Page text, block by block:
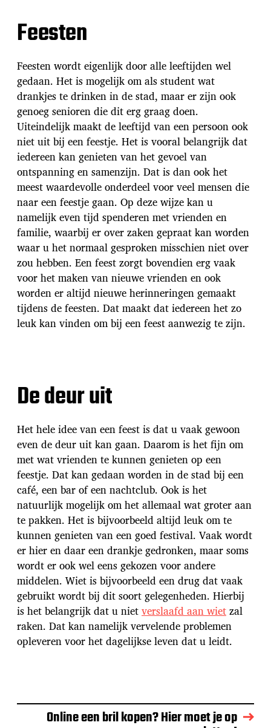
Feesten
Feesten wordt eigenlijk door alle leeftijden wel
gedaan. Het is mogelijk om als student wat
drankjes te drinken in de stad, maar er zijn ook
genoeg senioren die dit erg graag doen.
Uiteindelijk maakt de leeftijd van een persoon ook
niet uit bij een feestje. Het is vooral belangrijk dat
iedereen kan genieten van het gevoel van
ontspanning en samenzijn. Dat is dan ook het
meest waardevolle onderdeel voor veel mensen die
naar een feestje gaan. Op deze wijze kan u
namelijk even tijd spenderen met vrienden en
familie, waarbij er over zaken gepraat kan worden
waar u het normaal gesproken misschien niet over
zou hebben. Een feest zorgt bovendien erg vaak
voor het maken van nieuwe vrienden en ook
worden er altijd nieuwe herinneringen gemaakt
tijdens de feesten. Dat maakt dat iedereen het zo
leuk kan vinden om bij een feest aanwezig te zijn.
De deur uit
Het hele idee van een feest is dat u vaak gewoon
even de deur uit kan gaan. Daarom is het fijn om
met wat vrienden te kunnen genieten op een
feestje. Dat kan gedaan worden in de stad bij een
café, een bar of een nachtclub. Ook is het
natuurlijk mogelijk om het allemaal wat groter aan
te pakken. Het is bijvoorbeeld altijd leuk om te
kunnen genieten van een goed festival. Vaak wordt
er hier en daar een drankje gedronken, maar soms
wordt er ook wel eens gekozen voor andere
middelen. Wiet is bijvoorbeeld een drug dat vaak
gebruikt wordt bij dit soort gelegenheden. Hierbij
is het belangrijk dat u nietverslaafd aan wietzal
raken. Dat kan namelijk vervelende problemen
opleveren voor het dagelijkse leven dat u leidt.
Online een bril kopen? Hier moet je op